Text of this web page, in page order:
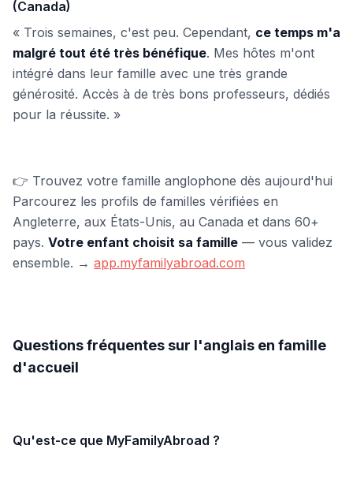
(Canada)
« Trois semaines, c'est peu. Cependant, ce temps m'a
malgré tout été très bénéfique. Mes hôtes m'ont
intégré dans leur famille avec une très grande
générosité. Accès à de très bons professeurs, dédiés
pour la réussite. »
👉 Trouvez votre famille anglophone dès aujourd'hui
Parcourez les profils de familles vérifiées en
Angleterre, aux États-Unis, au Canada et dans 60+
pays. Votre enfant choisit sa famille — vous validez
ensemble. → app.myfamilyabroad.com
Questions fréquentes sur l'anglais en famille
d'accueil
Qu'est-ce que MyFamilyAbroad ?